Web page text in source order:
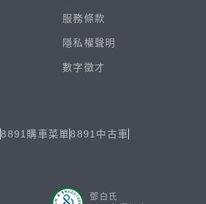
服務條款
隱私權聲明
數字徵才
8891購車菜單 8891中古車
鄧白氏